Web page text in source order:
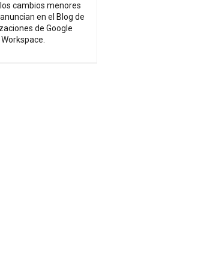
cambios menores
en el Blog de
de Google
Workspace.